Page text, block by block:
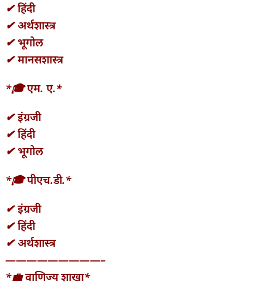
✔ हिंदी
✔ अर्थशास्त्र
✔ भूगोल
✔ मानसशास्त्र
*🎓 एम. ए.*
✔ इंग्रजी
✔ हिंदी
✔ भूगोल
*🎓 पीएच.डी.*
✔ इंग्रजी
✔ हिंदी
✔ अर्थशास्त्र
—————————–
*💼 वाणिज्य शाखा*